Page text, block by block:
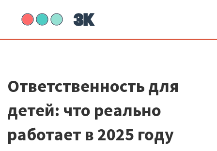
Ответственность для
детей: что реально
работает в 2025 году